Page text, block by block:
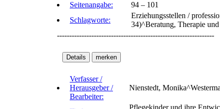
Seitenangabe:
94 – 101
Schlagworte:
Erziehungsstellen /
34)^Beratung, Therapie
----------------------------------------------------------------
Verfasser /
Herausgeber /
Bearbeiter:
Nienstedt,